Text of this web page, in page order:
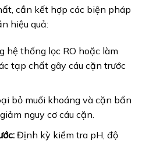
cần kết hợp các biện pháp
hiệu quả:
hệ thống lọc RO hoặc làm
tạp chất gây cáu cặn trước
bỏ muối khoáng và cặn bẩn
nguy cơ cáu cặn.
Định kỳ kiểm tra pH, độ